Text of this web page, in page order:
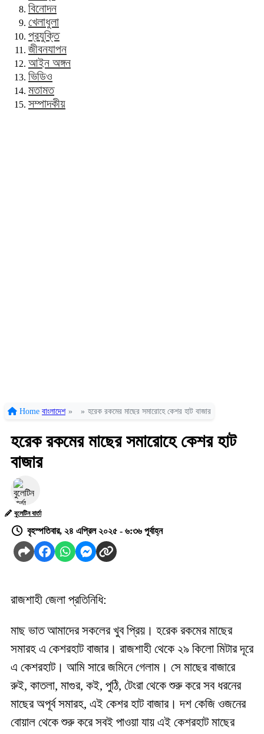
বিনোদন
খেলাধুলা
প্রযুক্তি
জীবনযাপন
আইন অঙ্গন
ভিডিও
মতামত
সম্পাদকীয়
Home বাংলাদেশ » » হরেক রকমের মাছের সমারোহে কেশর হাট বাজার
হরেক রকমের মাছের সমারোহে কেশর হাট
বাজার
বুলেটিন বার্তা
বৃহস্পতিবার, ২৪ এপ্রিল ২০২৫ - ৬:৩৬ পূর্বাহ্ন
রাজশাহী জেলা প্রতিনিধি:
মাছ ভাত আমাদের সকলের খুব প্রিয়। হরেক রকমের মাছের
সমারহ এ কেশরহাট বাজার। রাজশাহী থেকে ২৯ কিলো মিটার দূরে
এ কেশরহাট। আমি সারে জমিনে গেলাম। সে মাছের বাজারে
রুই, কাতলা, মাগুর, কই, পুঠি, টেংরা থেকে শুরু করে সব ধরনের
মাছের অপূর্ব সমারহ, এই কেশর হাট বাজার। দশ কেজি ওজনের
বোয়াল থেকে শুরু করে সবই পাওয়া যায় এই কেশরহাট মাছের